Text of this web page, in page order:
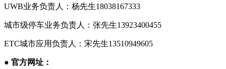
UWB业务负责人：杨先生18038167333
城市级停车业务负责人：张先生13923400455
ETC城市应用负责人：宋先生13510949605
● 官方网址：